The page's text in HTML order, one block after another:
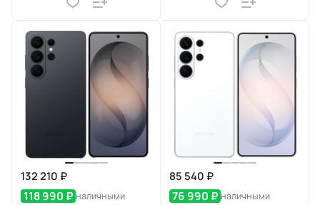
132 210 ₽
118 990 ₽ наличными
85 540 ₽
76 990 ₽ наличными